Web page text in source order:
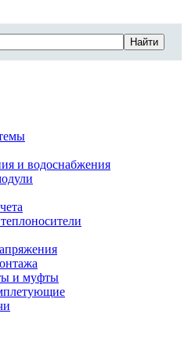
Найти
и водоснабжения
и муфты